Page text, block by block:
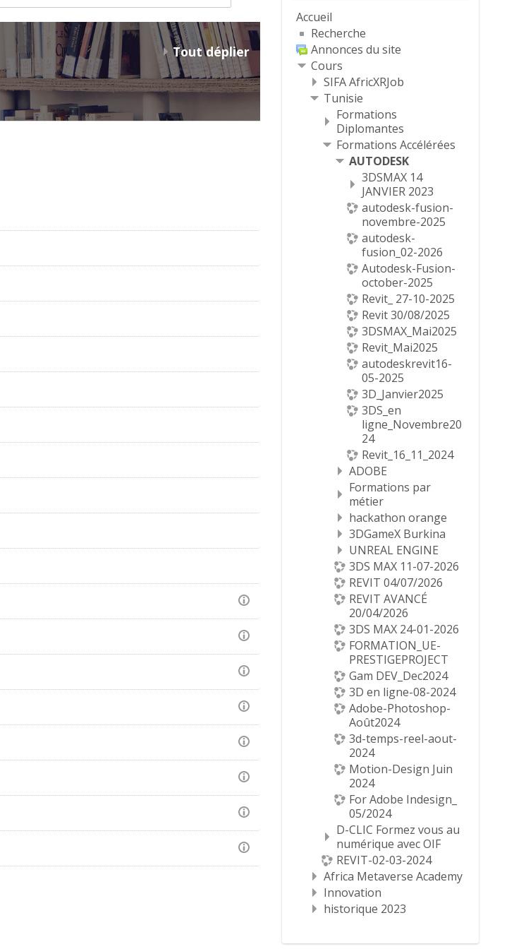
Tout déplier
Accueil
Recherche
Annonces du site
Cours
SIFA AfricXRJob
Tunisie
Formations
Diplomantes
Formations Accélérées
AUTODESK
3DSMAX 14
JANVIER 2023
autodesk-fusion-
novembre-2025
autodesk-
fusion_02-2026
Autodesk-Fusion-
october-2025
Revit_ 27-10-2025
Revit 30/08/2025
3DSMAX_Mai2025
Revit_Mai2025
autodeskrevit16-
05-2025
3D_Janvier2025
3DS_en
ligne_Novembre20
24
Revit_16_11_2024
ADOBE
Formations par
métier
hackathon orange
3DGameX Burkina
UNREAL ENGINE
3DS MAX 11-07-2026
REVIT 04/07/2026
REVIT AVANCÉ
20/04/2026
3DS MAX 24-01-2026
FORMATION_UE-
PRESTIGEPROJECT
Gam DEV_Dec2024
3D en ligne-08-2024
Adobe-Photoshop-
Août2024
3d-temps-reel-aout-
2024
Motion-Design Juin
2024
For Adobe Indesign_
05/2024
D-CLIC Formez vous au
numérique avec OIF
REVIT-02-03-2024
Africa Metaverse Academy
Innovation
historique 2023